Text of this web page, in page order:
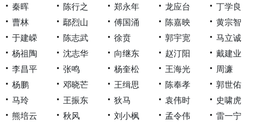
秦晖 陈行之 郑永年 龙应台
丁学良
曹林
鄢烈山 傅国涌 陈嘉映
黄宗智
于建嵘
陈志武 徐贲 郭宇宽
马立诚
杨祖陶
沈志华 向继东 赵汀阳
戴建业
李昌平
张鸣 杨奎松 王海光
周濂
杨鹏
邓晓芒 王缉思 陈奉孝
郭世佑
马玲
王振东 狄马 袁伟时
史啸虎
熊培云
秋风 刘小枫 孟令伟
雷一宁